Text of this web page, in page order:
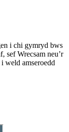
i chi gymryd bws
sef Wrecsam neu’r
weld amseroedd